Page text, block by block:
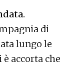
di
lungo le
accorta che